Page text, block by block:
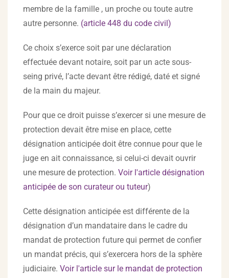
membre de la famille , un proche ou toute autre
autre personne. (article 448 du code civil)
Ce choix s’exerce soit par une déclaration
effectuée devant notaire, soit par un acte sous-
seing privé, l’acte devant être rédigé, daté et signé
de la main du majeur.
Pour que ce droit puisse s’exercer si une mesure de
protection devait être mise en place, cette
désignation anticipée doit être connue pour que le
juge en ait connaissance, si celui-ci devait ouvrir
une mesure de protection. Voir l'article désignation
anticipée de son curateur ou tuteur)
Cette désignation anticipée est différente de la
désignation d’un mandataire dans le cadre du
mandat de protection future qui permet de confier
un mandat précis, qui s’exercera hors de la sphère
judiciaire. Voir l'article sur le mandat de protection